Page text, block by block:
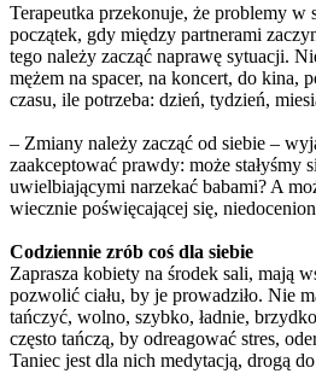
Terapeutka przekonuje, że problemy w
początek, gdy między partnerami
tego należy zacząć naprawę sytuacji.
mężem na spacer, na koncert, do kina,
czasu, ile potrzeba: dzień, tydzień,
– Zmiany należy zacząć od siebie –
zaakceptować prawdy: może stałyśmy
uwielbiającymi narzekać babami? A
wiecznie poświęcającej się,
Codziennie zrób coś dla siebie
Zaprasza kobiety na środek sali, mają
pozwolić ciału, by je prowadziło. Nie
tańczyć, wolno, szybko, ładnie,
często tańczą, by odreagować stres,
Taniec jest dla nich medytacją, drogą